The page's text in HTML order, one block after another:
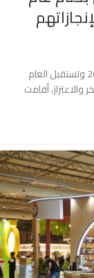
شركة "الذهب الأخضر للتجارة" تحتفي بإنجازات 2025 وتستقبل العام
أقامت